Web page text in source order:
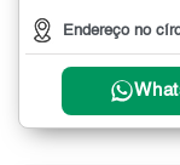
Endereço no